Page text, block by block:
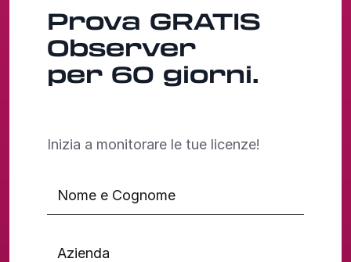
Prova GRATIS
Observer
per 60 giorni.
Inizia a monitorare le tue licenze!
Nome e Cognome
Azienda